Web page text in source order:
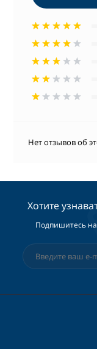
Нет отзывов об
Хотите
Подпишитесь на